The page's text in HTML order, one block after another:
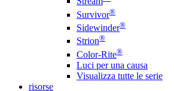
Survivor®
Sidewinder®
Strion®
Color-Rite®
Luci per una causa
Visualizza tutte le serie
risorse